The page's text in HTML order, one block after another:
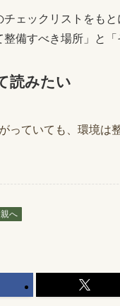
ェックリストをもと
整備すべき場所」と
読みたい
っていても、環境は
へ